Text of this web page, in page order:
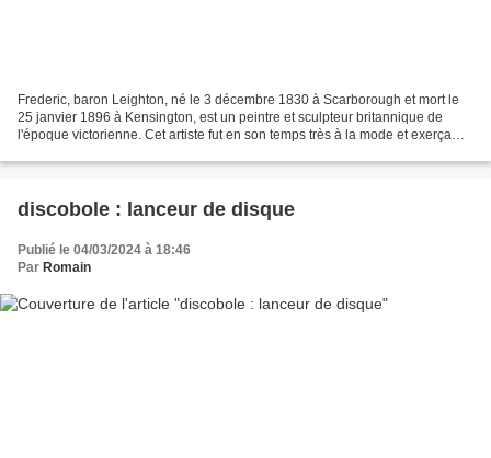
Frederic, baron Leighton, né le 3 décembre 1830 à Scarborough et mort le
25 janvier 1896 à Kensington, est un peintre et sculpteur britannique de
l'époque victorienne. Cet artiste fut en son temps très à la mode et exerça
discobole : lanceur de disque
Publié le 04/03/2024 à 18:46
Par Romain